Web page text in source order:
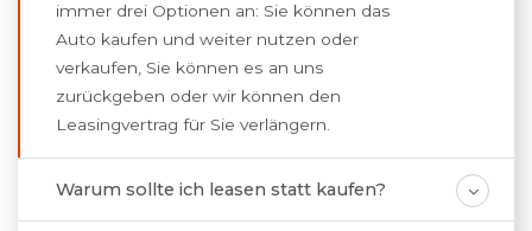
immer drei Optionen an: Sie können das
Auto kaufen und weiter nutzen oder
verkaufen, Sie können es an uns
zurückgeben oder wir können den
Leasingvertrag für Sie verlängern.
Warum sollte ich leasen statt kaufen?